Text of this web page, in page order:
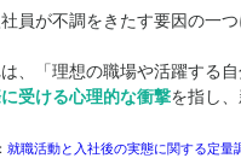
員が不調をきたす要因の一
、 「理想の職場や活躍する
受ける心理的な衝撃を指し
就職活動と入社後の実態に関する定量